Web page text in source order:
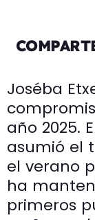
Joséba
año 2025.
asumió el
el verano
ha
primeros